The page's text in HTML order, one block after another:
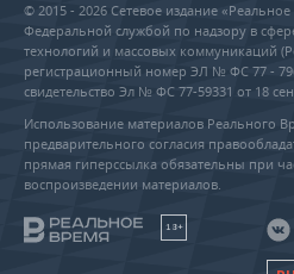
© 2015 - 2026 Сетевое издание
Федеральной службой по надзору в
технологий и массовых коммуникаций
регистрационный номер ЭЛ № ФС 77 -
свидетельство Эл № ФС 77-59331 от 18
Использование материалов Реального
предварительного согласия
прямая гиперссылка обязательны при
воспроизведении материалов.
18+